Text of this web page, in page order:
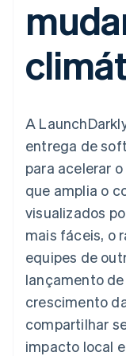
Authorization
Boost
de aceitação
Link
Mais
Product
Veja o que está
Radar
Prevenção de
Atlas
Incorporação
Climate
Remoção de
A
entrega de
para acelerar
que amplia o
visualizados
mais fáceis, o
equipes de
lançamento
crescimento
compartilhar
impacto local